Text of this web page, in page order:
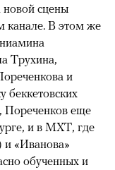
новой сцены
В этом же
Трухина,
и
беккетовских
Пореченков еще
и в МХТ, где
и «Иванова»
обученных и